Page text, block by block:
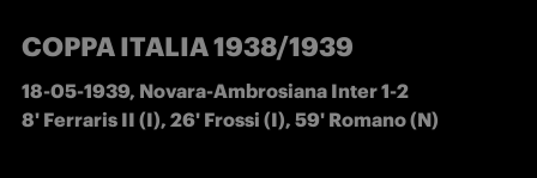
COPPA ITALIA 1938/1939
18-05-1939, Novara-Ambrosiana Inter 1-2
8' Ferraris II (I), 26' Frossi (I), 59' Romano (N)